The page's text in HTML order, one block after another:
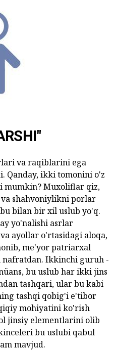
va raqiblarini ega
Qanday, ikki tomonini o'z
mumkin? Muxoliflar qiz,
shahvoniylikni porlar
bilan bir xil uslub yo'q.
yo'nalishi asrlar
ayollar o'rtasidagi aloqa,
me'yor patriarxal
Ikkinchi guruh -
bu uslub har ikki jins
tashqari, ular bu kabi
tashqi qobig'i e'tibor
mohiyatini ko'rish
jinsiy elementlarini olib
bu uslubi qabul
mavjud.